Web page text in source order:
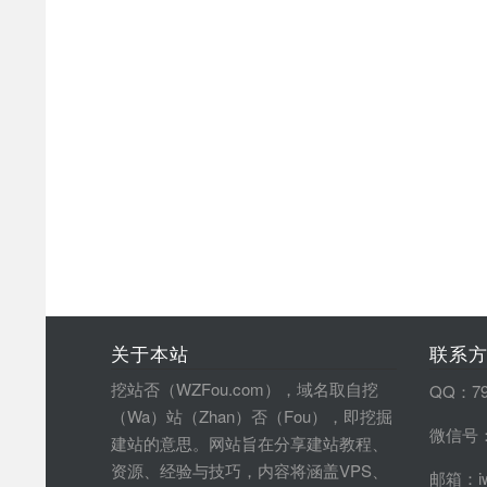
关于本站
挖站否（WZFou.com），域名取自挖
（Wa）站（Zhan）否（Fou），即挖掘
建站的意思。网站旨在分享建站教程、
资源、经验与技巧，内容将涵盖VPS、
联系
QQ：
微信号
邮箱：